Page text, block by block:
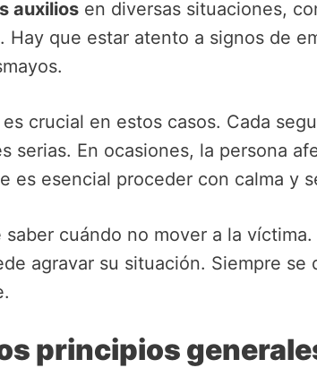
auxilios en diversas situaciones,
Hay que estar atento a signos de
es crucial en estos casos. Cada
serias. En ocasiones, la persona
es esencial proceder con calma y
cuándo no mover a la
agravar su situación. Siempre
principios